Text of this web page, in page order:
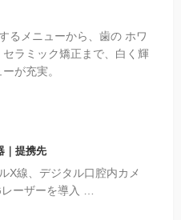
るメニューから、歯の ホワ
ラミック矯正まで、白く輝
が充実。
｜提携先
X線、デジタル口腔内カメ
ーザーを導入 …